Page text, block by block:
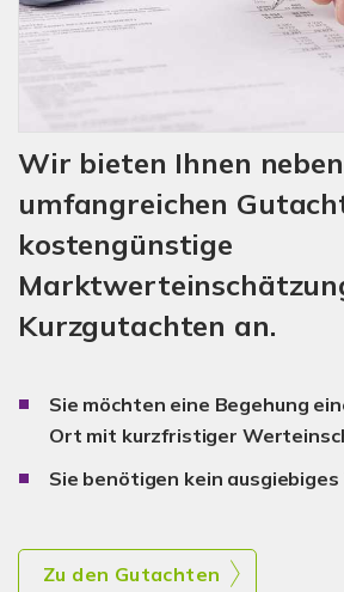
Wir bieten Ihnen neben
umfangreichen
kostengünstige
Kurzgutachten an.
Sie möchten eine Begehung
Ort mit kurzfristiger
Sie benötigen kein
Zu den Gutachten